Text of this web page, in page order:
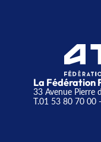
La Fédération
33 Avenue Pierre
T.01 53 80 70 00-